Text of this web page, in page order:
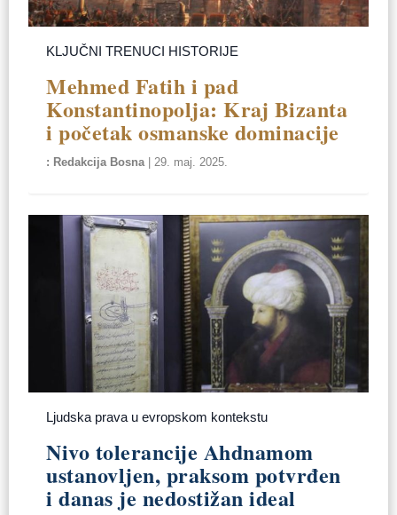
KLJUČNI TRENUCI HISTORIJE
Mehmed Fatih i pad
Konstantinopolja: Kraj Bizanta
i početak osmanske dominacije
Redakcija Bosna|29. maj. 2025.
Ljudska prava u evropskom kontekstu
Nivo tolerancije Ahdnamom
ustanovljen, praksom potvrđen
i danas je nedostižan ideal